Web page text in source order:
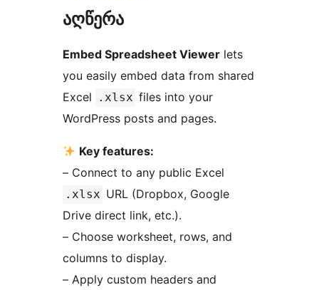
აღწერა
Embed Spreadsheet Viewer lets
you easily embed data from shared
Excel
.xlsx files into your
WordPress posts and pages.
Key features:
– Connect to any public Excel
.xlsx URL (Dropbox, Google
Drive direct link, etc.).
– Choose worksheet, rows, and
columns to display.
– Apply custom headers and